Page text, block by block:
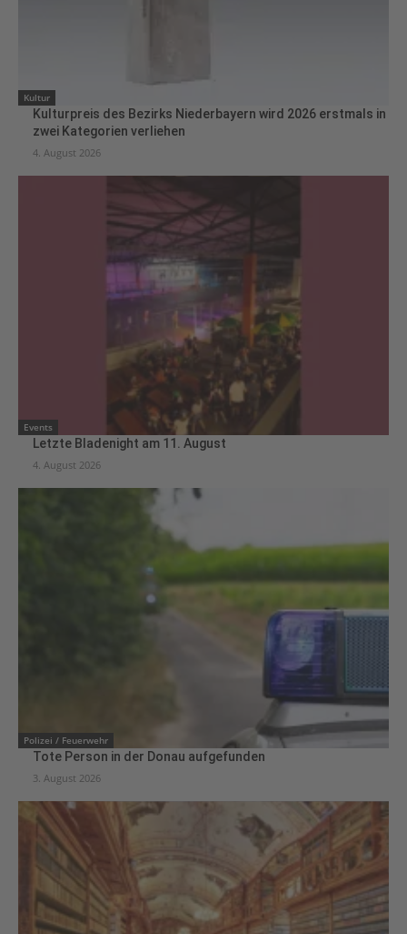
Kultur
Kulturpreis des Bezirks Niederbayern wird 2026 erstmals in
zwei Kategorien verliehen
4. August 2026
Events
Letzte Bladenight am 11. August
4. August 2026
Polizei / Feuerwehr
Tote Person in der Donau aufgefunden
3. August 2026